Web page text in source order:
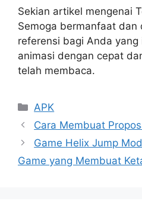
Sekian artikel mengenai
Semoga bermanfaat dan
referensi bagi Anda
animasi dengan cepat
telah membaca.
Kategori
APK
Cara Membuat
Game Helix Jump
Game yang Membuat